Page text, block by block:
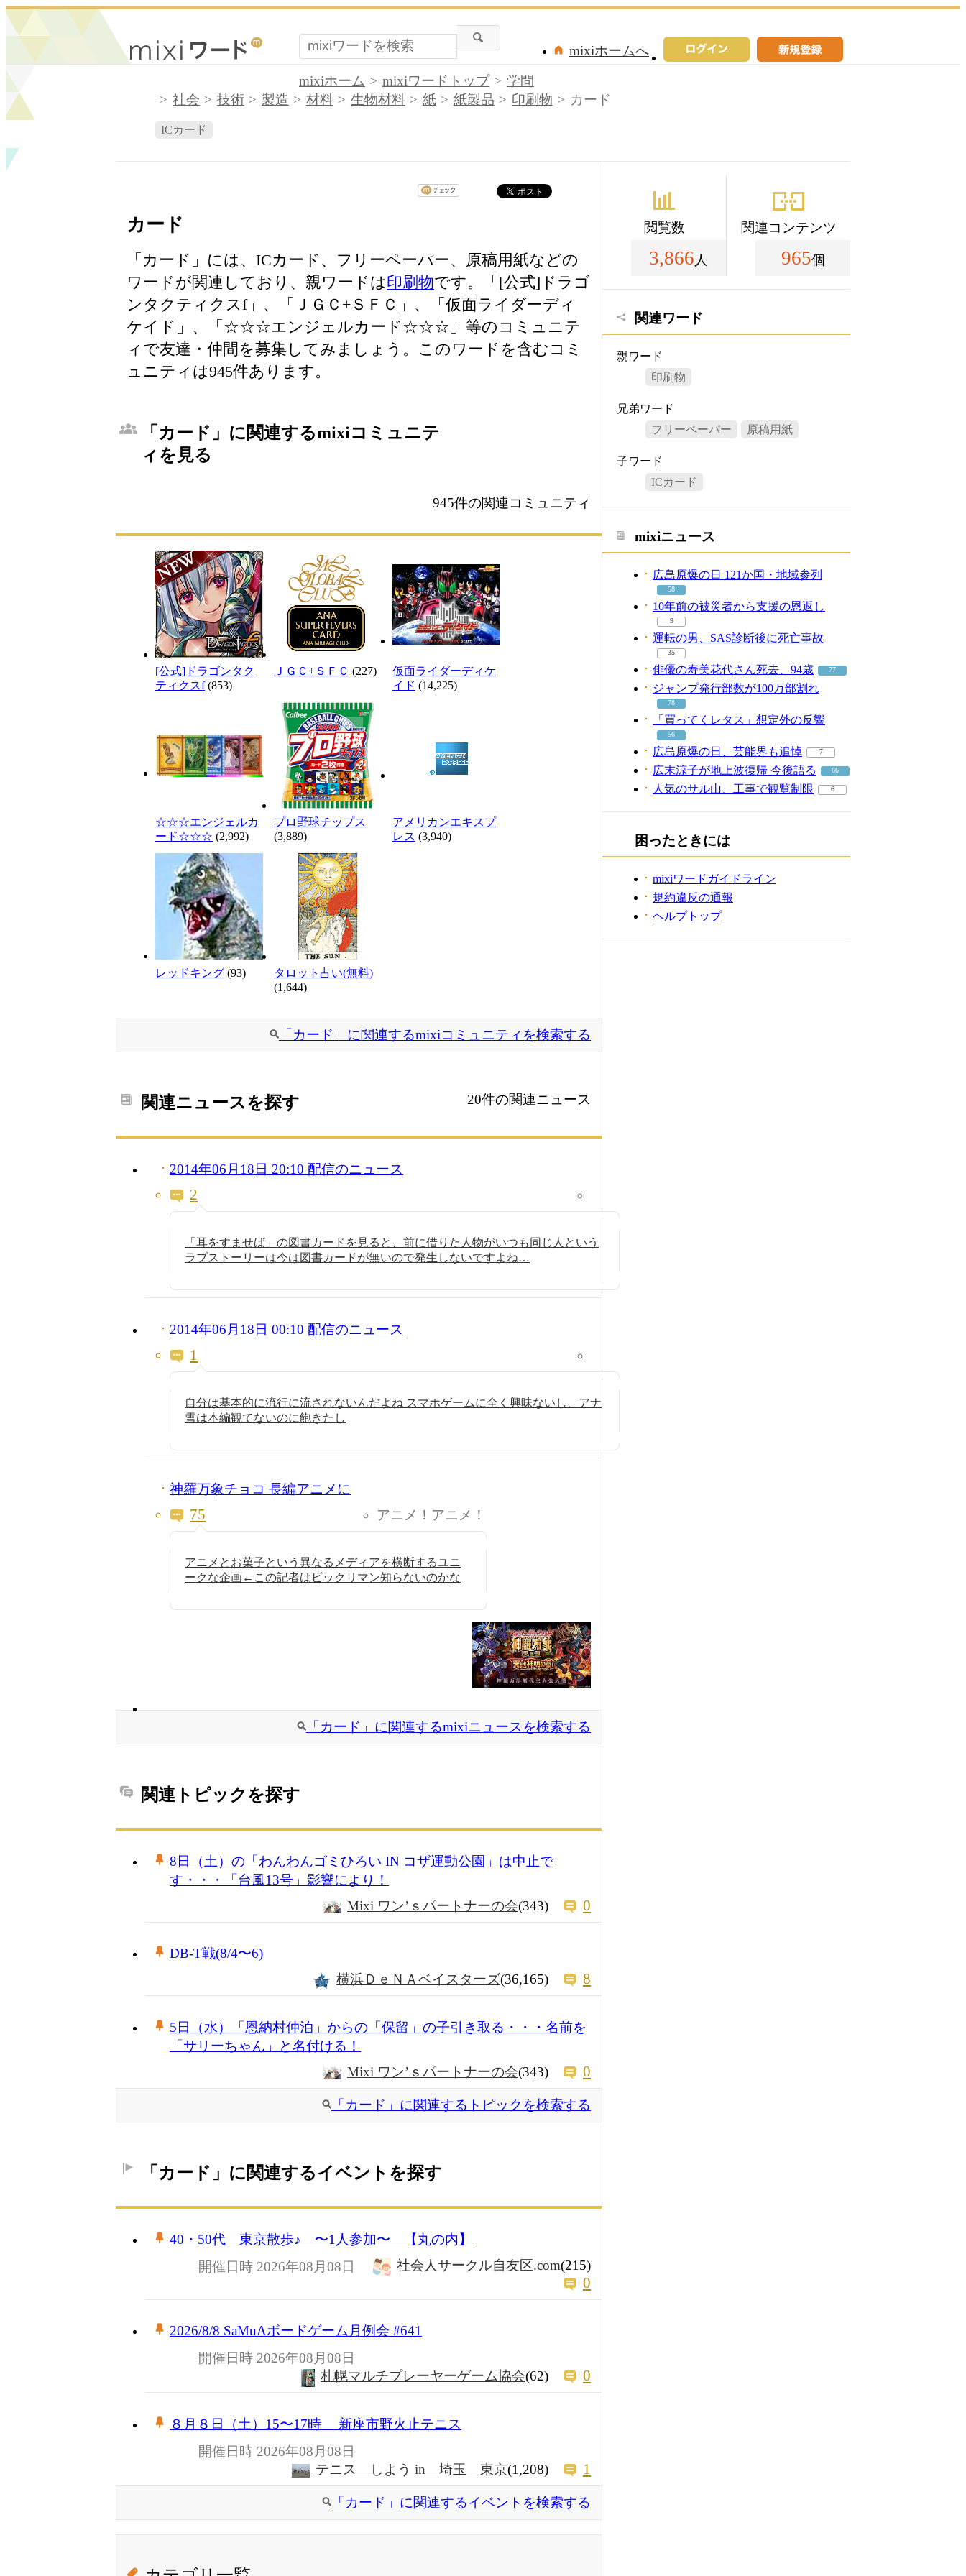
mixiホームへ
mixiホーム
mixiワードトップ
学問
社会
技術 製造 材料 生物材料 紙 紙製品 印刷物 カード
ICカード
カード
「カード」には、ICカード、フリーペーパー、原稿用紙などの
ワードが関連しており、親ワードは印刷物です。「[公式]ドラゴ
ンタクティクスf」、「ＪＧＣ+ＳＦＣ」、「仮面ライダーディ
ケイド」、「☆☆☆エンジェルカード☆☆☆」等のコミュニテ
ィで友達・仲間を募集してみましょう。このワードを含むコミ
ュニティは945件あります。
「カード」に関連するmixiコミュニテ
ィを見る
945件の関連コミュニティ
[公式]ドラゴンタク
ティクスf(853)
ＪＧＣ+ＳＦＣ (227)
仮面ライダーディケ
イド (14,225)
☆☆☆エンジェルカ
ード☆☆☆ (2,992)
プロ野球チップス
(3,889)
アメリカンエキスプ
レス (3,940)
レッドキング (93)
タロット占い(無料)
(1,644)
「カード」に関連するmixiコミュニティを検索する
関連ニュースを探す 20件の関連ニュース
2014年06月18日 20:10 配信のニュース
2
「耳をすませば」の図書カードを見ると、前に借りた人物がいつも同じ人という
ラブストーリーは今は図書カードが無いので発生しないですよね…
2014年06月18日 00:10 配信のニュース
1
自分は基本的に流行に流されないんだよね スマホゲームに全く興味ないし、アナ
雪は本編観てないのに飽きたし
神羅万象チョコ 長編アニメに
アニメ！アニメ！
75
アニメとお菓子という異なるメディアを横断するユニ
ークな企画←この記者はビックリマン知らないのかな
「カード」に関連するmixiニュースを検索する
関連トピックを探す
8日（土）の「わんわんゴミひろい IN コザ運動公園」は中止で
す・・・「台風13号」影響により！
Mixi ワン’ｓパートナーの会(343) 0
DB-T戦(8/4〜6)
横浜ＤｅＮＡベイスターズ(36,165) 8
5日（水）「恩納村仲泊」からの「保留」の子引き取る・・・名前を
「サリーちゃん」と名付ける！
Mixi ワン’ｓパートナーの会(343) 0
「カード」に関連するトピックを検索する
「カード」に関連するイベントを探す
40・50代 東京散歩♪ 〜1人参加〜 【丸の内】
開催日時 2026年08月08日
社会人サークル自友区.com(215)
0
2026/8/8 SaMuAボードゲーム月例会 #641
開催日時 2026年08月08日
札幌マルチプレーヤーゲーム協会(62) 0
８月８日（土）15〜17時 新座市野火止テニス
開催日時 2026年08月08日
テニス しよう in 埼玉 東京(1,208) 1
「カード」に関連するイベントを検索する
閲覧数
3,866 人
関連コンテンツ
965個
関連ワード
親ワード
印刷物
兄弟ワード
フリーペーパー
原稿用紙
子ワード
ICカード
mixiニュース
広島原爆の日 121か国・地域参列
58
10年前の被災者から支援の恩返し
9
運転の男、SAS診断後に死亡事故
35
俳優の寿美花代さん死去、94歳 77
ジャンプ発行部数が100万部割れ
78
「買ってくレタス」想定外の反響
56
広島原爆の日、芸能界も追悼 7
広末涼子が地上波復帰 今後語る 66
人気のサル山、工事で観覧制限 6
困ったときには
mixiワードガイドライン
規約違反の通報
ヘルプトップ